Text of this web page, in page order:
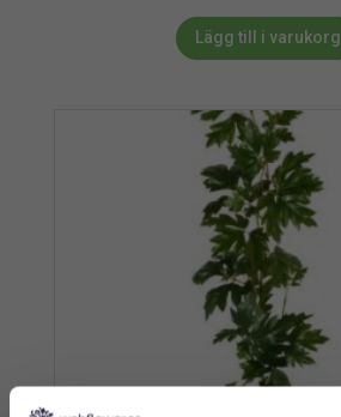
Lägg till i varukorg